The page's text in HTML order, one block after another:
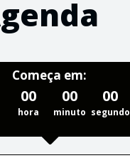
Começa em:
00
hora
00
minuto
00
segundo